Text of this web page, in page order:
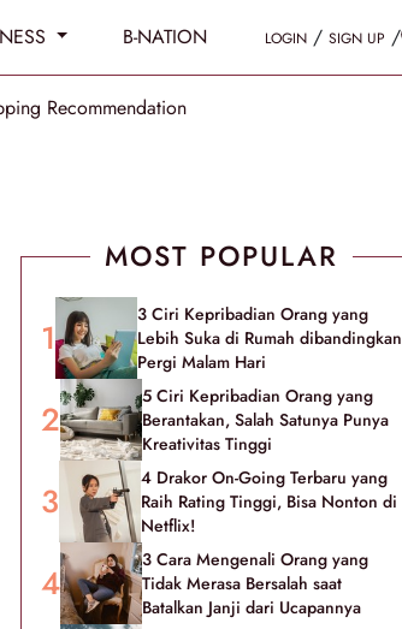
B-NATION LOGIN / SIGN UP /
Recommendation
MOST POPULAR
3 Ciri Kepribadian Orang yang
Lebih Suka di Rumah dibandingkan
Pergi Malam Hari
5 Ciri Kepribadian Orang yang
Berantakan, Salah Satunya Punya
Kreativitas Tinggi
4 Drakor On-Going Terbaru yang
Raih Rating Tinggi, Bisa Nonton di
Netflix!
3 Cara Mengenali Orang yang
Tidak Merasa Bersalah saat
Batalkan Janji dari Ucapannya